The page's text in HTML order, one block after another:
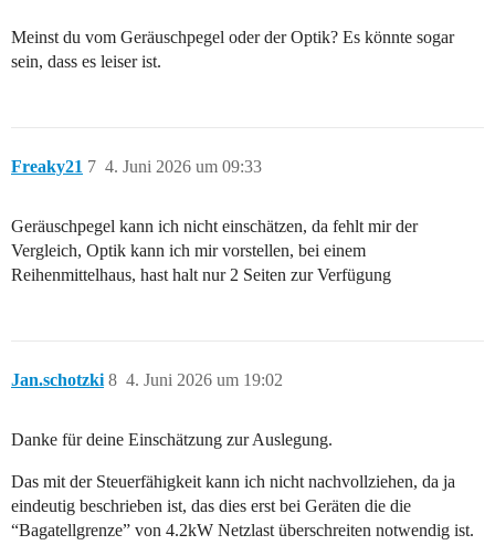
Meinst du vom Geräuschpegel oder der Optik? Es könnte sogar
sein, dass es leiser ist.
Freaky21 4. Juni 2026 um 09:33
7
Geräuschpegel kann ich nicht einschätzen, da fehlt mir der
Vergleich, Optik kann ich mir vorstellen, bei einem
Reihenmittelhaus, hast halt nur 2 Seiten zur Verfügung
Jan.schotzki 4. Juni 2026 um 19:02
8
Danke für deine Einschätzung zur Auslegung.
Das mit der Steuerfähigkeit kann ich nicht nachvollziehen, da ja
eindeutig beschrieben ist, das dies erst bei Geräten die die
“Bagatellgrenze” von 4.2kW Netzlast überschreiten notwendig ist.